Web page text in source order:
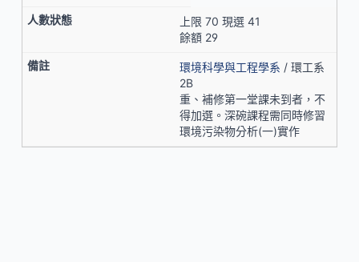
上限 70 現選 41
餘額 29
環境科學與工程學系 / 環工系
2B
重、補修第一堂課未到者，不
得加選。深碗課程需同時修習
環境污染物分析(一)實作